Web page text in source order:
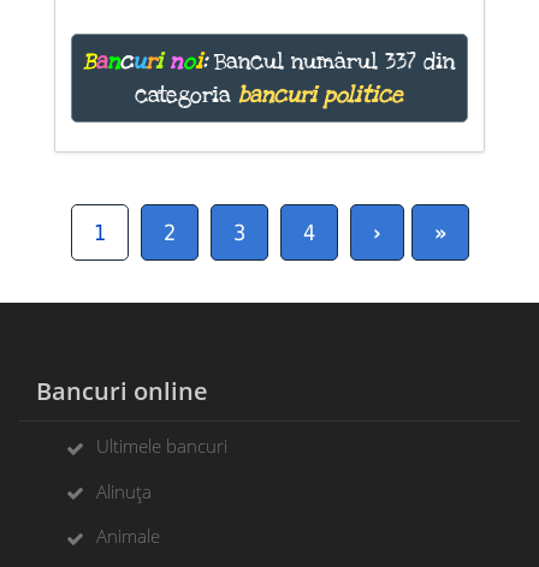
Bancuri noi:Bancul numărul 337 din
categoriabancuri politice
1 2 3 4 › »
Bancuri online
Ultimele bancuri
Alinuța
Animale